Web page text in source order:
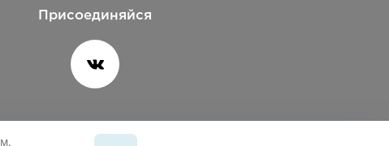
Присоединяйся